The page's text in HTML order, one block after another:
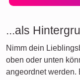
...als
Nimm dein
oben oder unten
angeordnet werden.